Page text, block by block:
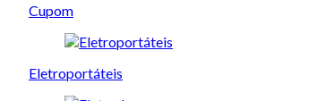
Cupom
Eletroportáteis